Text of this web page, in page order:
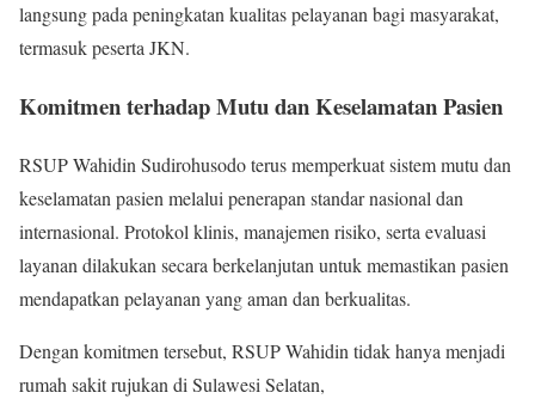
langsung pada peningkatan kualitas pelayanan bagi masyarakat,
termasuk peserta JKN.
Komitmen terhadap Mutu dan Keselamatan Pasien
RSUP Wahidin Sudirohusodo terus memperkuat sistem mutu dan
keselamatan pasien melalui penerapan standar nasional dan
internasional. Protokol klinis, manajemen risiko, serta evaluasi
layanan dilakukan secara berkelanjutan untuk memastikan pasien
mendapatkan pelayanan yang aman dan berkualitas.
Dengan komitmen tersebut, RSUP Wahidin tidak hanya menjadi
rumah sakit rujukan di Sulawesi Selatan,